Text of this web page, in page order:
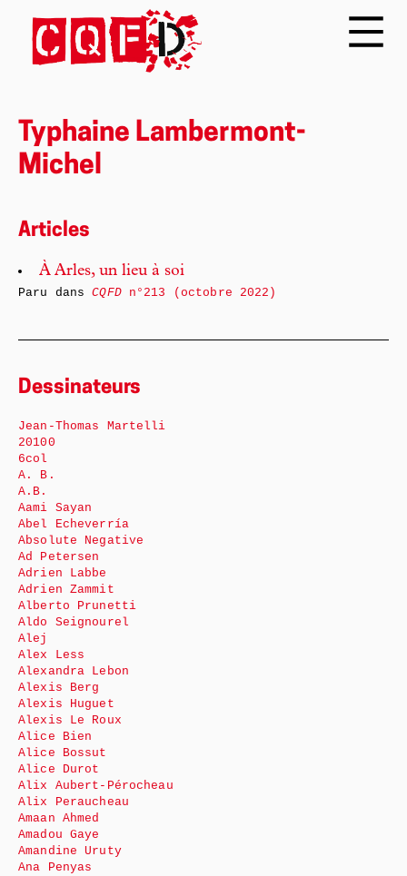
Typhaine Lambermont-
Michel
Articles
À Arles, un lieu à soi
Paru dansCQFDn°213 (octobre 2022)
Dessinateurs
Jean-Thomas Martelli
20100
6col
A. B.
A.B.
Aami Sayan
Abel Echeverría
Absolute Negative
Ad Petersen
Adrien Labbe
Adrien Zammit
Alberto Prunetti
Aldo Seignourel
Alej
Alex Less
Alexandra Lebon
Alexis Berg
Alexis Huguet
Alexis Le Roux
Alice Bien
Alice Bossut
Alice Durot
Alix Aubert-Pérocheau
Alix Peraucheau
Amaan Ahmed
Amadou Gaye
Amandine Uruty
Ana Penyas